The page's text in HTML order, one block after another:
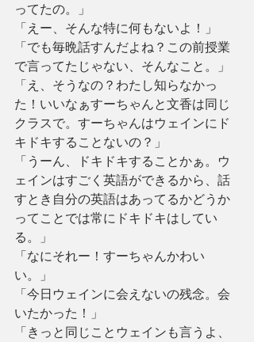
ってたの。」
「えー、そんな特に何もないよ！」
「でも毎晩話すんだよね？この前授業
で言ってたじゃない、そんなこと。」
「え、そうなの？わたし知らなかっ
た！いいなぁすーちゃんと文香は同じ
クラスで。すーちゃんはウェインにド
キドキすることないの？」
「うーん、ドキドキすることかぁ。ウ
ェインはすごく英語ができるから、話
すとき自分の英語はあってるかどうか
ってことでは常にドキドキはしてい
る。」
「なにそれー！すーちゃんかわい
い。」
「今日ウェインに会えないの残念。会
いたかった！」
「きっと同じことウェインも言うよ、